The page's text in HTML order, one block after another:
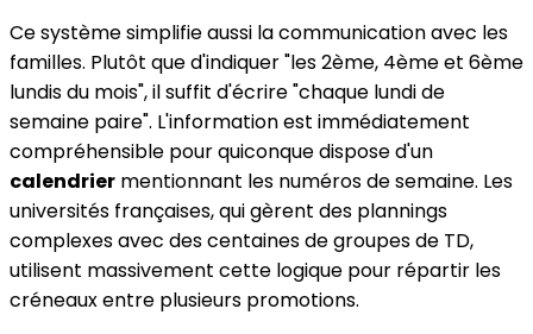
Ce système simplifie aussi la communication avec les
familles. Plutôt que d'indiquer "les 2ème, 4ème et 6ème
lundis du mois", il suffit d'écrire "chaque lundi de
semaine paire". L'information est immédiatement
compréhensible pour quiconque dispose d'un
calendrier mentionnant les numéros de semaine. Les
universités françaises, qui gèrent des plannings
complexes avec des centaines de groupes de TD,
utilisent massivement cette logique pour répartir les
créneaux entre plusieurs promotions.